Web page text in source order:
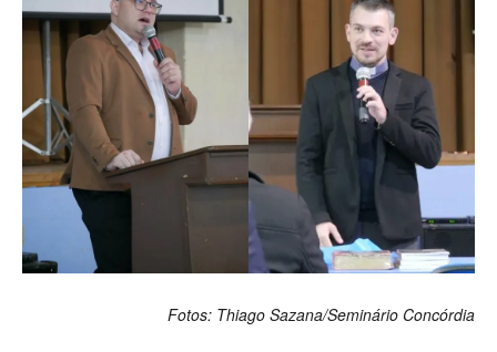
Fotos: Thiago Sazana/Seminário Concórdia